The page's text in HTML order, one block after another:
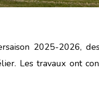
2025-2026,
Les travaux ont